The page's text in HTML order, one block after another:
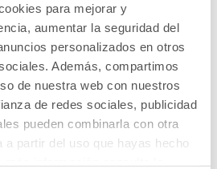
para mejorar y
aumentar la seguridad del
personalizados en otros
Además, compartimos
de nuestra web con nuestros
de redes sociales, publicidad
pueden combinarla con otra
a partir del uso que hayas hecho
tu opinión
en valorar este producto!
iniciar sesión para poder valorarlo